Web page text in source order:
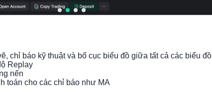
chỉ báo kỹ thuật và bố cục biểu đồ giữa tất cả các biểu đồ
Replay
nến
toán cho các chỉ báo như MA